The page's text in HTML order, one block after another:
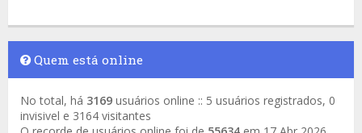
Quem está online
No total, há 3169 usuários online :: 5 usuários registrados, 0
invisivel e 3164 visitantes